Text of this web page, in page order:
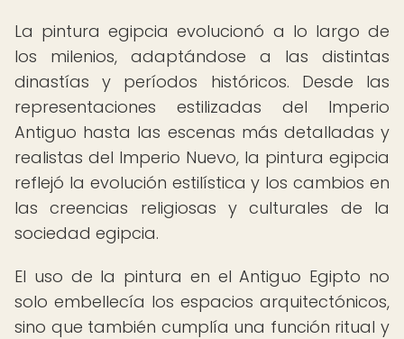
La pintura egipcia evolucionó a lo largo de
los milenios, adaptándose a las distintas
dinastías y períodos históricos. Desde las
representaciones estilizadas del Imperio
Antiguo hasta las escenas más detalladas y
realistas del Imperio Nuevo, la pintura egipcia
reflejó la evolución estilística y los cambios en
las creencias religiosas y culturales de la
sociedad egipcia.
El uso de la pintura en el Antiguo Egipto no
solo embellecía los espacios arquitectónicos,
sino que también cumplía una función ritual y